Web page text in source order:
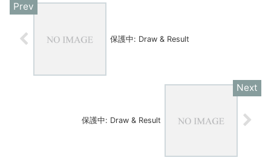
保護中: Draw & Result
保護中: Draw & Result